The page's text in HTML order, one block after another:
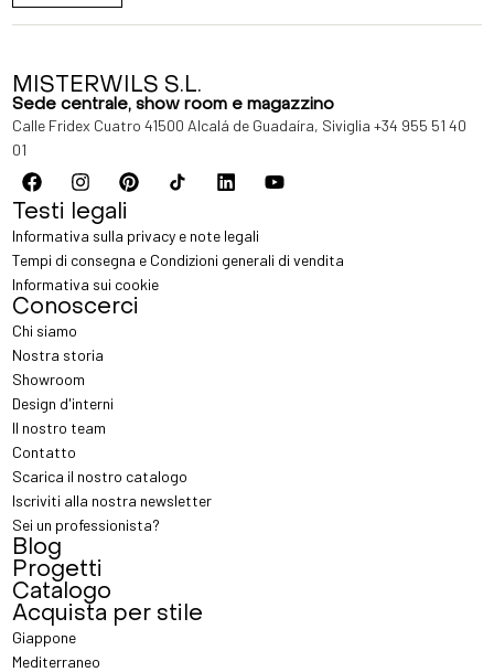
MISTERWILS S.L.
Sede centrale, show room e magazzino
Calle Fridex Cuatro 41500 Alcalá de Guadaíra, Siviglia +34 955 51 40
01
Testi legali
Informativa sulla privacy e note legali
Tempi di consegna e Condizioni generali di vendita
Informativa sui cookie
Conoscerci
Chi siamo
Nostra storia
Showroom
Design d'interni
Il nostro team
Contatto
Scarica il nostro catalogo
Iscriviti alla nostra newsletter
Sei un professionista?
Blog
Progetti
Catalogo
Acquista per stile
Giappone
Mediterraneo